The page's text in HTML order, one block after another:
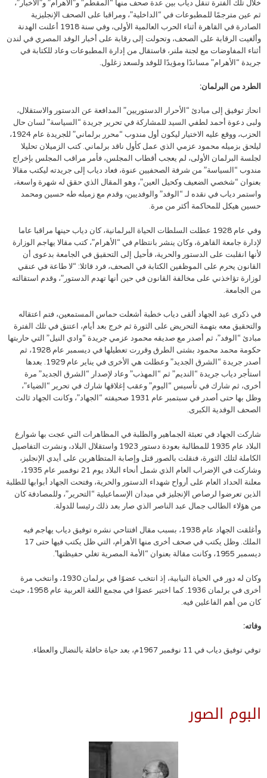
خلال تلك الفترة تنقل دياب بين عدة صحف منها “المقطم” و”الأهرام” و”الأخبار”،
ثم عين مترجمًا للمطبوعات في “الداخلية”، ومراقبا على الصحف الإنجليزية
الصادرة في القاهرة أثناء الحرب العالمية الأولى، وفي سنة 1918 أعلنت الهدنة
وألغيت الرقابة على الصحف، وتحولت إلى رقابة على أخبار الوفد المصري في لندن
أثناء المفاوضات مع لجنة ملنر، فاستقال من إدارة المطبوعات وعاد للكتابة في
جريدة “الأهرام” مساندًا ومؤيدًا للوفد ولسعد زغلول.
الطرد من البرلمان:
انحاز توفيق إلى مبادئ “الأحرار الدستوريين” المدافعة عن الدستور والاستقلال،
ولبى دعوة أحمد لطفي السيد للمشاركة في تحرير جريدة “السياسة” لسان حال
الحزب، ووقع عليه الاختيار ليكون أول مندوب “محرر برلماني” للجريدة عام 1924،
ليلحق بزميله محمود عزمي الذي عمل كأول ناقد برلماني. كتب الزميلان تحليلا
لجلسة البرلمان الأولى، لم يعجب أقطاب المجلس، فأمر مراقب المجلس بإخراج
مندوب “السياسة” من شرفة الصحفيين عنوة، فعاد دياب إلى جريدته ليكتب مقالا
بعنوان “شخصي الضعيف وكحيل العين”، وهو المقال الذي حقق له شهرة واسعة،
واستمر دياب في نقده لـ “الوفد” والوفديين، وقدم مع زميله طه حسين ومحمد
حسين هيكل للمحاكمة أكثر من مرة.
وفي عام 1928 عطلت السلطات الحياة البرلمانية، كان دياب حينها مراقبا عاما
لإدارة جامعة القاهرة، وكان ينشر بانتظام في “الأهرام”، كتب مقالا يهاجم الوزارة
لأنها انقلبت على الدستور والحرية، فأحيل إلى التحقيق في الجامعة بدعوى أن
القانون يحرم على الموظفين الكتابة في الصحف، فرد قائلا: “لا طاعة في عنقي
لوزارة تؤاخذني على مخالفة القانون في حين أنها تهدم الدستور”، وقدم استقالته
من الجامعة.
في ذكرى عيد الجهاد ألقى دياب خطبة أشعلت حماس المستمعين، فتم اعتقاله
والتحقيق معه بتهمة التحريض على الثورة ثم خرج بعد أيام، اعتنق في تلك الفترة
مبادئ “الوفد”، ثم أصدر مع صديقه محمود عزمي جريدة “وادي النيل” التي حاربتها
حكومة محمد محمود بشتى الطرق وقررت تعطيلها في ديسمبر عام 1928، ثم
أصدر جريدة “الشرق الجديد” وعطلت هي الأخرى في يناير عام 1929. بعدها
استأجر دياب جريدة “النديم” ثم “المهذب” وعاد لإصدار “الشرق الجديد” مرة
أخرى، ثم شارك في تأسيس “اليوم” وعقب إغلاقها شارك في تحرير “الضياء”،
وظل بها حتى أصدر في سبتمبر عام 1931 صحيفته “الجهاد”، وكانت الجهاد ثالث
الصحف الوفدية الكبرى.
شاركت الجهاد في تعبئة الجماهير والطلبة في المظاهرات التي عجت بها شوارع
البلاد عام 1935 للمطالبة بعودة دستور 1923 واستقلال البلاد، ونشرت التفاصيل
الكاملة لتلك الثورة، فنقلت بالصور قتل وإصابة المتظاهرين على أيدي الإنجليز،
وشاركت في الإضراب العام الذي شمل أنحاء البلاد يوم 21 نوفمبر عام 1935،
معلنة الحداد العام على أرواح شهداء الدستور والحرية، وفتحت الجهاد أبوابها للطلبة
الذين تعرضوا لرصاص الإنجليز في ميدان الإسماعيلية “التحرير”، وللمصادفة كان
من هؤلاء الطالب جمال عبد الناصر الذي صار بعد ذلك رئيسا للدولة.
وأغلقت الجهاد عام 1938، بسبب مقال افتتاحي نشره توفيق دياب يهاجم فيه
الملك. وظل يكتب في صحف أخرى منها الأهرام، التي ظل يكتب فيها حتى 17
ديسمبر 1955، وكانت مقالة بعنوان “الأمة المصرية تغلي حفيظتها”.
وكان له دور في الحياة النيابية، إذ انتخب عضوًا في برلمان 1930، وانتخب مرة
أخرى في برلمان 1936. كما اختير عضوًا في مجمع اللغة العربية عام 1958، حيث
كان من أهم الفاعلين فيه.
وفاته:
توفي توفيق دياب في 11 نوفمبر 1967م، بعد حياة حافلة بالنضال والعطاء.
البوم الصور